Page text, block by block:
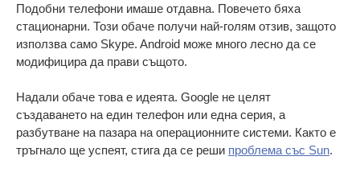
Подобни телефони имаше отдавна. Повечето бяха
стационарни. Този обаче получи най-голям отзив, защото
използва само Skype. Android може много лесно да се
модифицира да прави същото.
Надали обаче това е идеята. Google не целят
създаването на един телефон или една серия, а
разбутване на пазара на операционните системи. Както е
тръгнало ще успеят, стига да се реши проблема със Sun.